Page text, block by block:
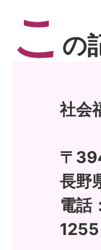
こ の
社会
〒
長野
電話
1255